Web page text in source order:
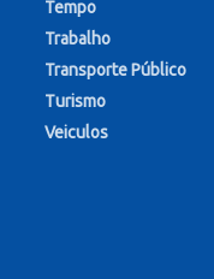
Tempo
Trabalho
Transporte Público
Turismo
Veiculos